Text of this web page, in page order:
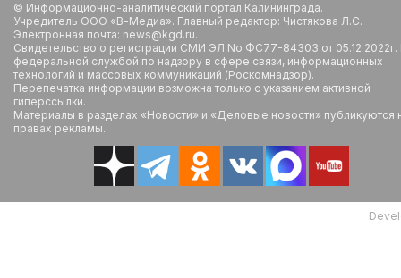
© Информационно-аналитический портал Калининграда.
Учредитель ООО «В-Медиа». Главный редактор: Чистякова Л.С.
Электронная почта: news@kgd.ru.
Свидетельство о регистрации СМИ ЭЛ No ФС77-84303 от
федеральной службой по надзору в сфере связи, информационных
технологий и массовых коммуникаций (Роскомнадзор).
Перепечатка информации возможна только с указанием активной
гиперссылки.
Материалы в разделах «Новости» и «Деловые новости» публикуются
правах рекламы.